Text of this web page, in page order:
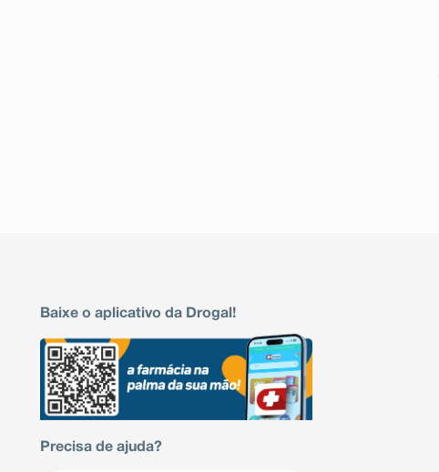
Baixe o aplicativo da Drogal!
Precisa de ajuda?